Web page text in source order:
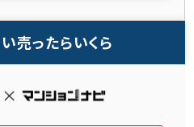
売ったらいくら